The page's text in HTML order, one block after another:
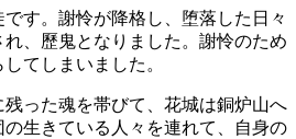
す。謝怜が降格し、堕落した日々
、歷鬼となりました。謝怜のため
てしまいました。
った魂を帯びて、花城は銅炉山へ
生きている人々を連れて、自身の